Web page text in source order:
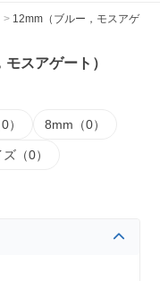
12mm（ブルー，モスアゲー
スアゲート）
） 8mm（0）
（0）